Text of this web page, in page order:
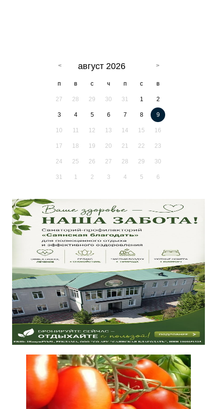
август 2026
п в с ч п с в
27 28 29 30 31 1 2
3 4 5 6 7 8 9
10 11 12 13 14 15 16
17 18 19 20 21 22 23
24 25 26 27 28 29 30
31 1 2 3 4 5 6